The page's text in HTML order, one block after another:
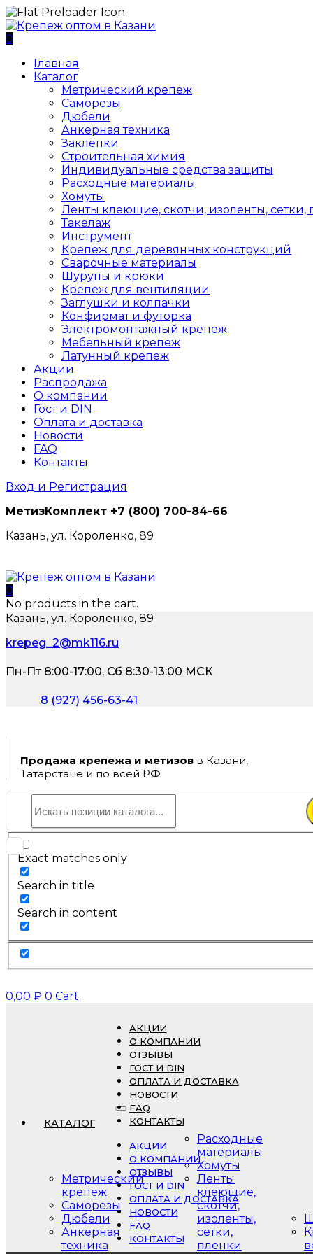
0
Главная
Каталог
Метрический крепеж
Саморезы
Дюбели
Анкерная техника
Заклепки
Строительная химия
Индивидуальные средства защиты
Расходные материалы
Хомуты
Ленты клеющие, скотчи, изоленты, сетки,
Такелаж
Инструмент
Крепеж для деревянных конструкций
Сварочные материалы
Шурупы и крюки
Крепеж для вентиляции
Заглушки и колпачки
Конфирмат и футорка
Электромонтажный крепеж
Мебельный крепеж
Латунный крепеж
Акции
Распродажа
О компании
Гост и DIN
Оплата и доставка
Новости
FAQ
Контакты
Вход и Регистрация
МетизКомплект +7 (800) 700-84-66
Казань, ул. Короленко, 89
0
No products in the cart.
Казань, ул. Короленко, 89
krepeg_2@mk116.ru
Пн-Пт 8:00-17:00, Сб 8:30-13:00 МСК
8 (927) 456-63-41
Продажа крепежа и метизов в Казани,
Татарстане и по всей РФ
Exact matches only
Search in title
Search in content
0,00 ₽ 0 Cart
КАТАЛОГ
Метрический
крепеж
Саморезы
Дюбели
Анкерная
техника
Расходные
материалы
Хомуты
Ленты
клеющие,
скотчи,
изоленты,
сетки,
пленки
АКЦИИ
О КОМПАНИИ
ОТЗЫВЫ
ГОСТ И DIN
ОПЛАТА И ДОСТАВКА
НОВОСТИ
FAQ
КОНТАКТЫ
АКЦИИ
О КОМПАНИИ
ОТЗЫВЫ
ГОСТ И DIN
ОПЛАТА И ДОСТАВКА
НОВОСТИ
FAQ
КОНТАКТЫ